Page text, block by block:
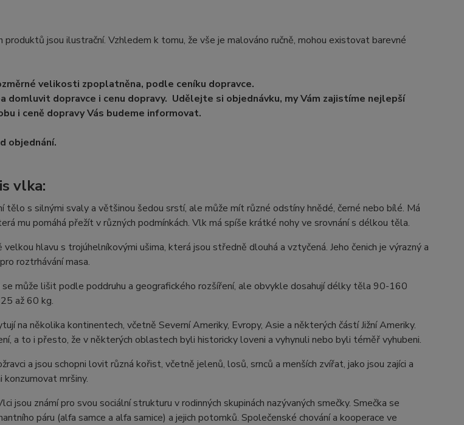
produktů jsou ilustrační. Vzhledem k tomu, že vše je malováno ručně, mohou existovat barevné
velikosti zpoplatněna, podle ceníku dopravce.
domluvit dopravce i cenu dopravy. Udělejte si objednávku, my Vám zajistíme nejlepší
i ceně dopravy Vás budeme informovat.
objednání.
vlka:
tělo s silnými svaly a většinou šedou srstí, ale může mít různé odstíny hnědé, černé nebo bílé. Má
mu pomáhá přežít v různých podmínkách. Vlk má spíše krátké nohy ve srovnání s délkou těla.
hlavu s trojúhelníkovými ušima, která jsou středně dlouhá a vztyčená. Jeho čenich je výrazný a
roztrhávání masa.
může lišit podle poddruhu a geografického rozšíření, ale obvykle dosahují délky těla 90-160
až 60 kg.
na několika kontinentech, včetně Severní Ameriky, Evropy, Asie a některých částí Jižní Ameriky.
a to i přesto, že v některých oblastech byli historicky loveni a vyhynuli nebo byli téměř vyhubeni.
a jsou schopni lovit různá kořist, včetně jelenů, losů, srnců a menších zvířat, jako jsou zajíci a
konzumovat mršiny.
jsou známí pro svou sociální strukturu v rodinných skupinách nazývaných smečky. Smečka se
páru (alfa samce a alfa samice) a jejich potomků. Společenské chování a kooperace ve